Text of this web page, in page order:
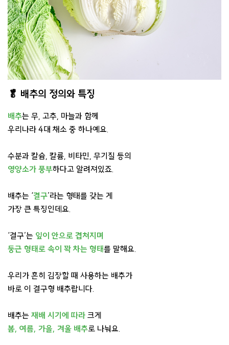
🥬 배추의 정의와 특징
배추는 무, 고추, 마늘과 함께
우리나라 4대 채소 중 하나예요.
수분과 칼슘, 칼륨, 비타민, 무기질 등의
영양소가 풍부하다고 알려져있죠.
배추는 ‘결구’라는 형태를 갖는 게
가장 큰 특징인데요.
‘결구’는 잎이 안으로 겹쳐지며
둥근 형태로 속이 꽉 차는 형태를 말해요.
우리가 흔히 김장할 때 사용하는 배추가
바로 이 결구형 배추랍니다.
배추는 재배 시기에 따라 크게
봄, 여름, 가을, 겨울 배추로 나눠요.